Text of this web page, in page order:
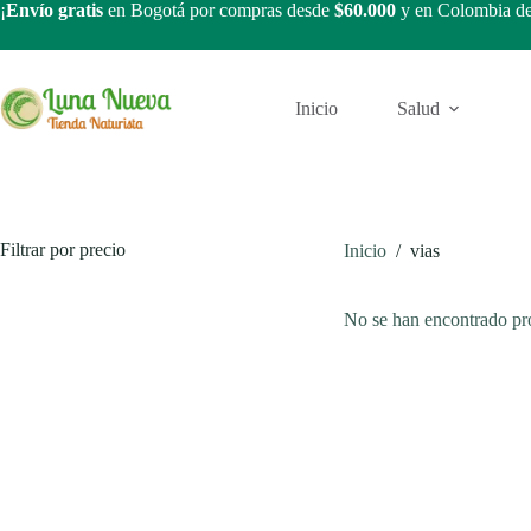
Saltar
contenido
¡Envío gratis en Bogotá por compras desde $60.000 y en Colombia
Inicio Salud
Inicio / vias
No se han encontrado
Filtrar por precio